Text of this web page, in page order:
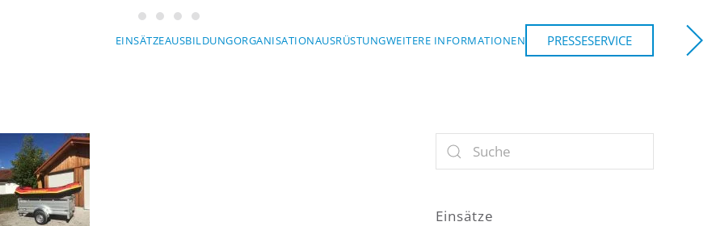
EINSÄTZEAUSBILDUNGORGANISATIONAUSRÜSTUNGWEITERE INFORMATIONEN PRESSESERVICE
Wasserwacht München
Wasserwacht München
Wasserwacht München
Einsätze